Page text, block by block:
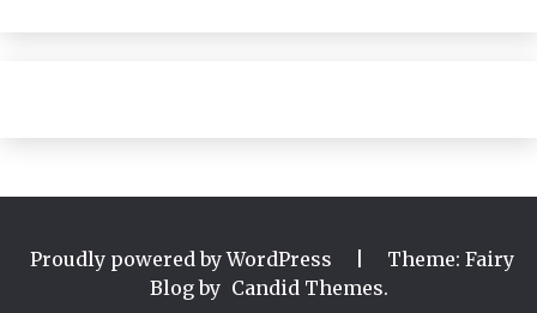
Proudly powered by WordPress
Theme: Fairy
Blog by Candid Themes.